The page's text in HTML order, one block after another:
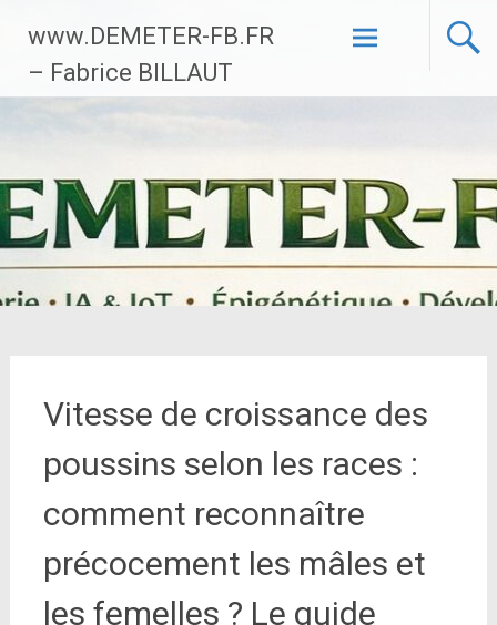
contenu
principal
www.DEMETER-FB.FR
– Fabrice BILLAUT
Vitesse de croissance des
poussins selon les races :
comment reconnaître
précocement les mâles et
les femelles ? Le guide